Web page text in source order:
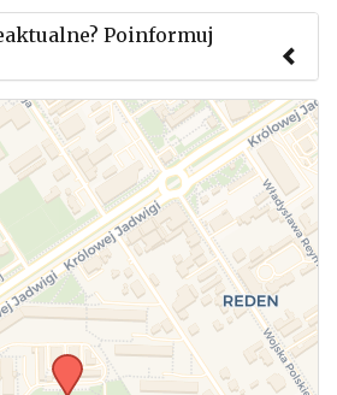
Poinformuj
aby przesłać informację o
mityngu.